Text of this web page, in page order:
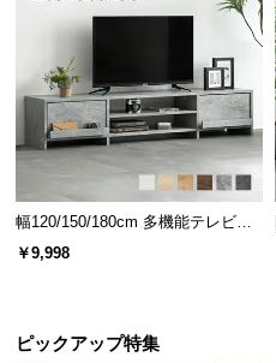
幅120/150/180cm 多機能テレビボ
ード 木目/石目調 オープン収納・
￥9,998
ピックアップ特集